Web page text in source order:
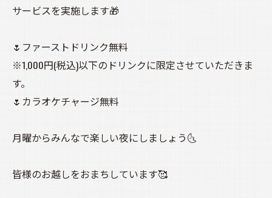
サービスを実施します🎁
🌷ファーストドリンク無料
※1,000円(税込)以下のドリンクに限定させていただきま
す。
🌷カラオケチャージ無料
月曜からみんなで楽しい夜にしましょう🌜️
皆様のお越しをおまちしています🥰